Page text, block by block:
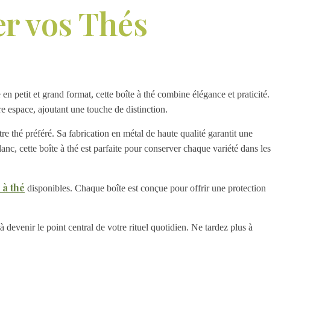
vos Thés
petit et grand format, cette boîte à thé combine élégance et praticité.
espace, ajoutant une touche de distinction.
thé préféré. Sa fabrication en métal de haute qualité garantit une
cette boîte à thé est parfaite pour conserver chaque variété dans les
thé disponibles. Chaque boîte est conçue pour offrir une protection
devenir le point central de votre rituel quotidien. Ne tardez plus à